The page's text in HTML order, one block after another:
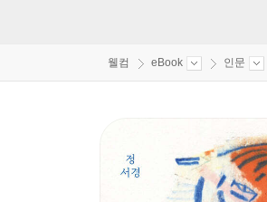
웰컴 eBook 인문